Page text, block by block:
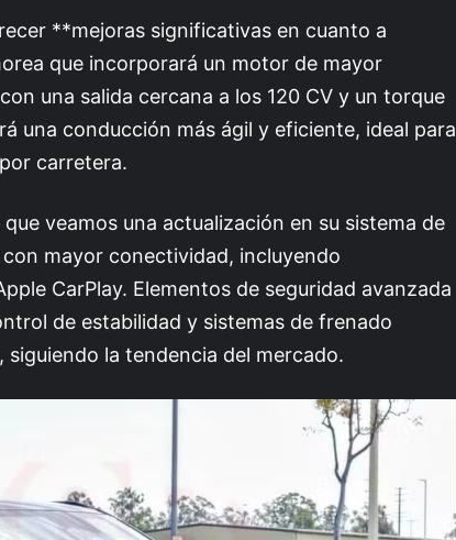
**mejoras significativas en cuanto a
que incorporará un motor de mayor
una salida cercana a los 120 CV y un torque
una conducción más ágil y eficiente, ideal para
carretera.
veamos una actualización en su sistema de
mayor conectividad, incluyendo
CarPlay. Elementos de seguridad avanzada
de estabilidad y sistemas de frenado
la tendencia del mercado.